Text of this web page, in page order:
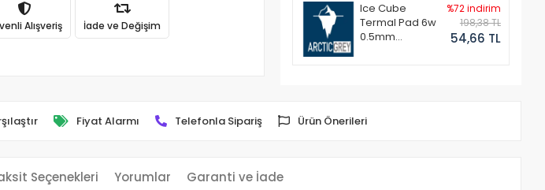
Alışveriş İade ve Değişim
Ice Cube
Termal Pad 6w
0.5mm
%72 indirim
198,38 TL
54,66 TL
Fiyat Alarmı Telefonla Sipariş Ürün Önerileri
Seçenekleri Yorumlar Garanti ve İade